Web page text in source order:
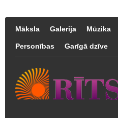
Māksla Galerija Mūzika
Personības Garīgā dzīve